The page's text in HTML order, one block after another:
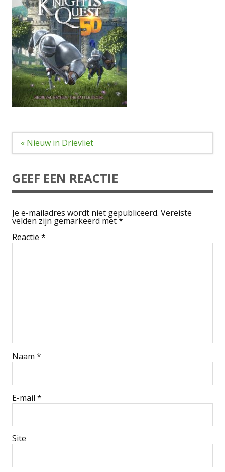
Bericht
« Nieuw in Drievliet
GEEF EEN REACTIE
Je e-mailadres wordt niet gepubliceerd. Vereiste
velden zijn gemarkeerd met*
Reactie *
Naam *
E-mail *
Site